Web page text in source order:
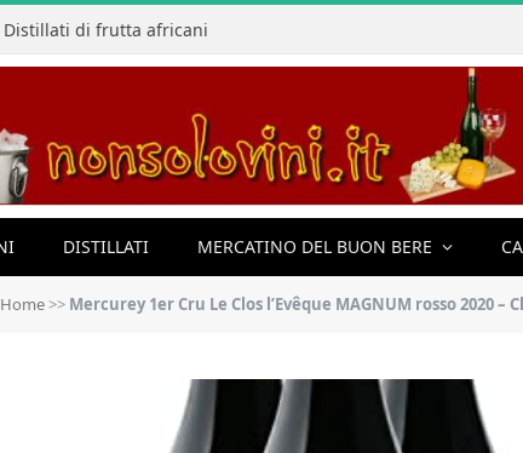
Distillati di frutta africani
DISTILLATI MERCATINO DEL BUON BERE
Home>> Mercurey 1er Cru Le Clos l’Evêque MAGNUM rosso 2020